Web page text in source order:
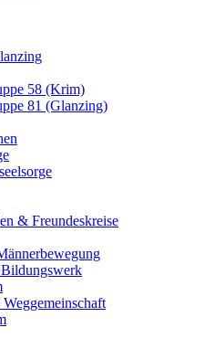
58 (Krim)
81 (Glanzing)
& Freundeskreise
Weggemeinschaft